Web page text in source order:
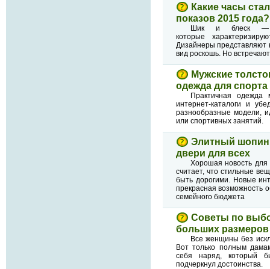
Какие часы
показов 2015 года?
Шик и блеск —
которые
Дизайнеры
вид роскошь. Но
Мужские
одежда для
Практичная
интернет-каталоги и
разнообразные модели,
или спортивных занятий.
Элитный
двери для всех
Хорошая новость для
считает, что стильные
быть дорогими. Новые
прекрасная возможность
семейного бюджета
Советы по
больших размеров
Все женщины без
Вот только полным
себя наряд, который
подчеркнул достоинства.